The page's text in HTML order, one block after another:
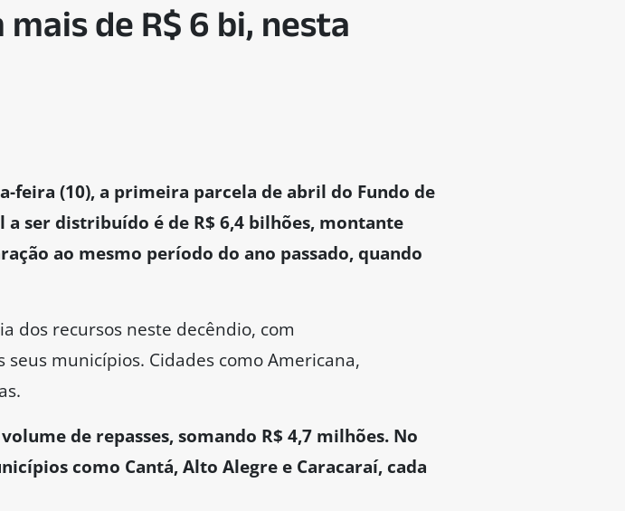
de R$ 6 bi, nesta
feira (10), a primeira parcela de abril do Fundo de
ser distribuído é de R$ 6,4 bilhões, montante
ao mesmo período do ano passado, quando
dos recursos neste decêndio, com
municípios. Cidades como Americana,
de repasses, somando R$ 4,7 milhões. No
como Cantá, Alto Alegre e Caracaraí, cada